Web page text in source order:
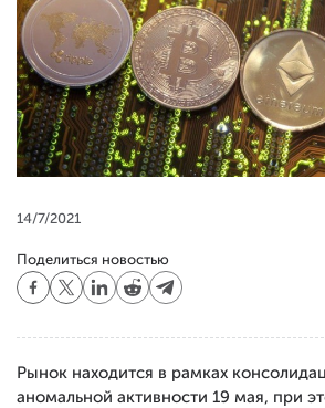
14/7/2021
Поделиться новостью
Рынок находится в рамках
аномальной активности 19 мая, при